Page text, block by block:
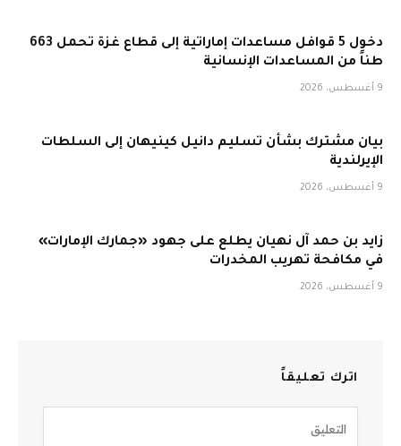
دخول 5 قوافل مساعدات إماراتية إلى قطاع غزة تحمل 663
طناً من المساعدات الإنسانية
9 أغسطس، 2026
بيان مشترك بشأن تسليم دانيل كينيهان إلى السلطات
الإيرلندية
9 أغسطس، 2026
زايد بن حمد آل نهيان يطلع على جهود «جمارك الإمارات»
في مكافحة تهريب المخدرات
9 أغسطس، 2026
اترك تعليقاً